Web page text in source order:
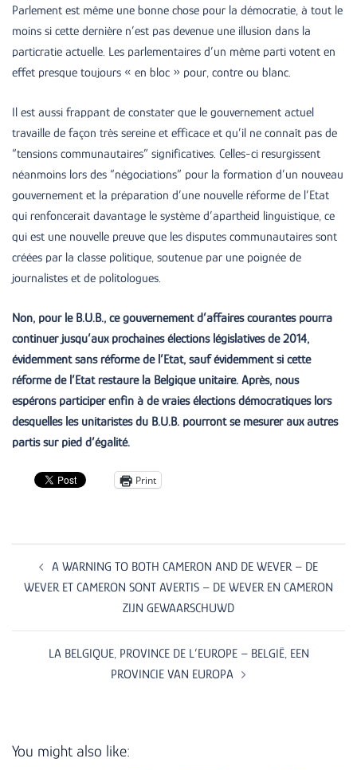
Parlement est même une bonne chose pour la démocratie, à tout le
moins si cette dernière n’est pas devenue une illusion dans la
particratie actuelle. Les parlementaires d’un même parti votent en
effet presque toujours « en bloc » pour, contre ou blanc.
Il est aussi frappant de constater que le gouvernement actuel
travaille de façon très sereine et efficace et qu’il ne connaît pas de
“tensions communautaires” significatives. Celles-ci resurgissent
néanmoins lors des “négociations” pour la formation d’un nouveau
gouvernement et la préparation d’une nouvelle réforme de l’Etat
qui renfoncerait davantage le système d’apartheid linguistique, ce
qui est une nouvelle preuve que les disputes communautaires sont
créées par la classe politique, soutenue par une poignée de
journalistes et de politologues.
Non, pour le B.U.B., ce gouvernement d’affaires courantes pourra
continuer jusqu’aux prochaines élections législatives de 2014,
évidemment sans réforme de l’Etat, sauf évidemment si cette
réforme de l’Etat restaure la Belgique unitaire. Après, nous
espérons participer enfin à de vraies élections démocratiques lors
desquelles les unitaristes du B.U.B. pourront se mesurer aux autres
partis sur pied d’égalité.
Print
Post
navigation
A WARNING TO BOTH CAMERON AND DE WEVER – DE
WEVER ET CAMERON SONT AVERTIS – DE WEVER EN CAMERON
ZIJN GEWAARSCHUWD
LA BELGIQUE, PROVINCE DE L’EUROPE – BELGIË, EEN
PROVINCIE VAN EUROPA
You might also like: